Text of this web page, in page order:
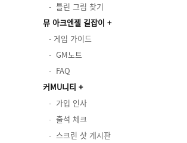
틀린 그림 찾기
뮤 아크엔젤 길잡이
게임 가이드
GM노트
FAQ
커MU니티
가입 인사
출석 체크
스크린 샷 게시판